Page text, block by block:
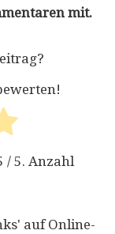
mit.
/ 5. Anzahl
auf Online-